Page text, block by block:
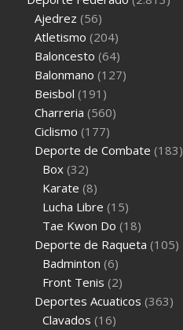
Ajedrez (56)
Atletismo (204)
Baloncesto (64)
Balonmano (127)
Beisbol (191)
Charreria (560)
Ciclismo (177)
Deporte de Combate (183)
Box (32)
Karate (8)
Lucha Libre (15)
Tae Kwon Do (18)
Deporte de Raqueta (105)
Badminton (6)
Front Tenis (2)
Deportes Acuaticos (363)
Clavados (16)